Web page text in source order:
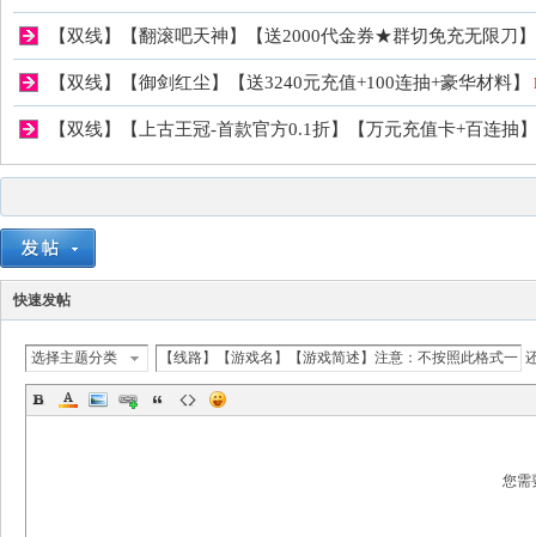
【双线】【翻滚吧天神】【送2000代金券★群切免充无限刀】
【双线】【御剑红尘】【送3240元充值+100连抽+豪华材料】
【双线】【上古王冠-首款官方0.1折】【万元充值卡+百连抽】
快速发帖
选择主题分类
您需